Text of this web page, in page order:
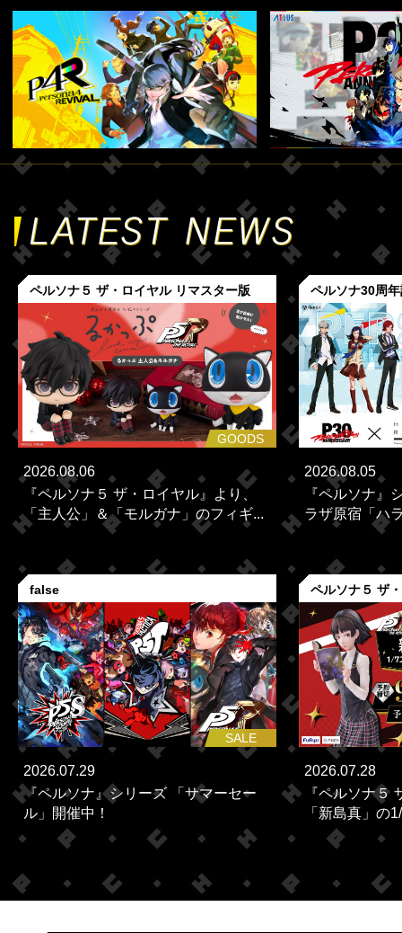
ペルソナ５ ザ・ロイヤル リマスター版
GOODS
2026.08.06
『ペルソナ５ ザ・ロイヤル』より、
「主人公」＆「モルガナ」のフィギ...
ペルソナ30周
2026.08.05
『ペルソナ』
ラザ原宿「ハ
false
SALE
2026.07.29
『ペルソナ』シリーズ 「サマーセー
ル」開催中！
ペルソナ５ ザ
2026.07.28
『ペルソナ５
「新島真」の